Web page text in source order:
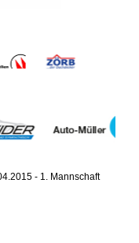
- 1. Mannschaft